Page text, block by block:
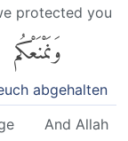
protected you
وَنَمْنَعْكُم
abgehalten
And Allah